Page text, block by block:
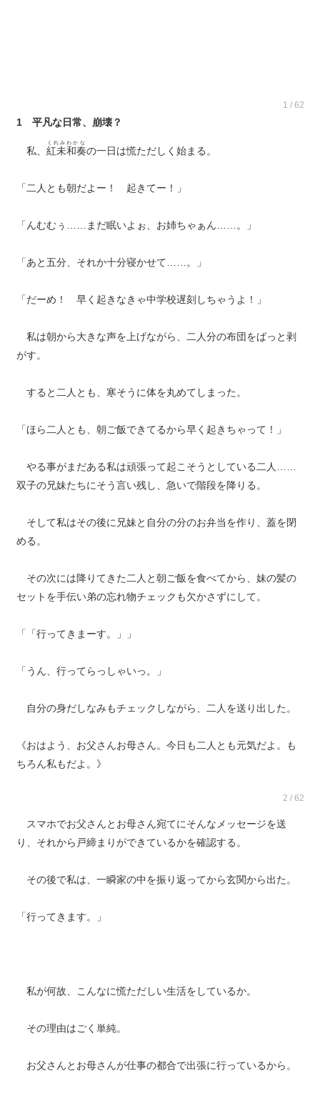
1 / 62
1 平凡な日常、崩壊？
私、 紅未和奏
くれみわかな
の一日は慌ただしく始まる。
「二人とも朝だよー！ 起きてー！」
「んむむぅ……まだ眠いよぉ、お姉ちゃぁん……。」
「あと五分、それか十分寝かせて……。」
「だーめ！ 早く起きなきゃ中学校遅刻しちゃうよ！」
私は朝から大きな声を上げながら、二人分の布団をばっと剥
がす。
すると二人とも、寒そうに体を丸めてしまった。
「ほら二人とも、朝ご飯できてるから早く起きちゃって！」
やる事がまだある私は頑張って起こそうとしている二人……
双子の兄妹たちにそう言い残し、急いで階段を降りる。
そして私はその後に兄妹と自分の分のお弁当を作り、蓋を閉
める。
その次には降りてきた二人と朝ご飯を食べてから、妹の髪の
セットを手伝い弟の忘れ物チェックも欠かさずにして。
「「行ってきまーす。」」
「うん、行ってらっしゃいっ。」
自分の身だしなみもチェックしながら、二人を送り出した。
《おはよう、お父さんお母さん。今日も二人とも元気だよ。も
ちろん私もだよ。》
2 / 62
スマホでお父さんとお母さん宛てにそんなメッセージを送
り、それから戸締まりができているかを確認する。
その後で私は、一瞬家の中を振り返ってから玄関から出た。
「行ってきます。」
私が何故、こんなに慌ただしい生活をしているか。
その理由はごく単純。
お父さんとお母さんが仕事の都合で出張に行っているから。